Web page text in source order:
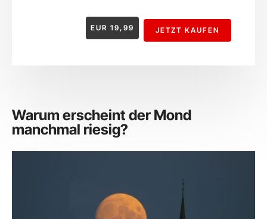
EUR 19,99 JETZT KAUFEN
Warum erscheint der Mond
manchmal riesig?